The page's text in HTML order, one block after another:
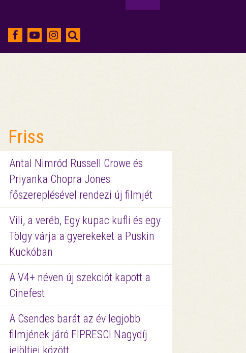
Friss
Antal Nimród Russell Crowe és
Priyanka Chopra Jones
főszereplésével rendezi új filmjét
Vili, a veréb, Egy kupac kufli és egy
Tölgy várja a gyerekeket a Puskin
Kuckóban
A V4+ néven új szekciót kapott a
Cinefest
A Csendes barát az év legjobb
filmjének járó FIPRESCI Nagydíj
jelöltjei között